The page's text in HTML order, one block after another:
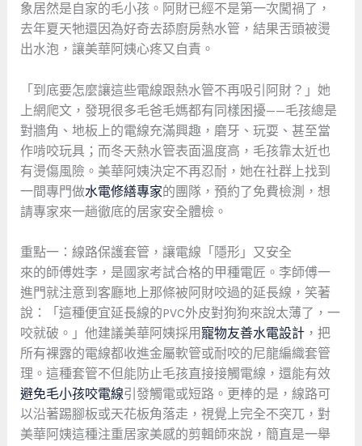
象居然是自家的毛小孩。阿財已經不是第一次闖禍了，
去年夏天牠還因為好奇去舔廚房熱水管，結果舌頭被燙
出水泡，讓美華阿姨心疼又自責。
「到底要怎麼讓這些電線跟熱水管不再吸引阿財？」她
上網爬文，發現很多毛爸毛媽都有同樣困擾——毛孩總是
對牆角、地板上的電線充滿興趣，磨牙、玩耍、甚至當
作啃咬玩具；而冬天熱水管表面溫度高，毛孩靠太近也
有燙傷風險。美華阿姨決定不再忍耐，她在社群上找到
一間專門做水電修繕專家的團隊，預約了免費檢測，想
請專家來一趟徹底的居家安全體檢。
重點一：線路保護套管，讓電線「隱形」又安全
來的師傅姓李，是國家考試合格的甲種電匠。李師傅一
進門就注意到客廳地上那條被阿財咬過的延長線，笑著
說：「這種便宜延長線的PVC外皮對狗狗來說太薄了，一
咬就破。」他建議美華阿姨採用寵物友善水電設計，把
所有裸露的電線都收進金屬軟管或耐咬的尼龍編織套管
理。這種套管不但能防止毛孩直接接觸電線，還能有效
避免毛小孩咬電線引發觸電或短路。更棒的是，線路可
以沿著踢腳板或天花板角落走，視覺上完全不突兀，對
美華阿姨這種注重居家美感的剪輯師來說，簡直是一舉